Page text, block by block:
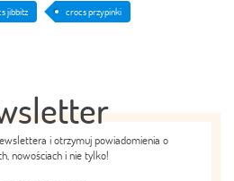
jibbitz
crocs przypinki
i otrzymuj powiadomienia o
nowościach i nie tylko!